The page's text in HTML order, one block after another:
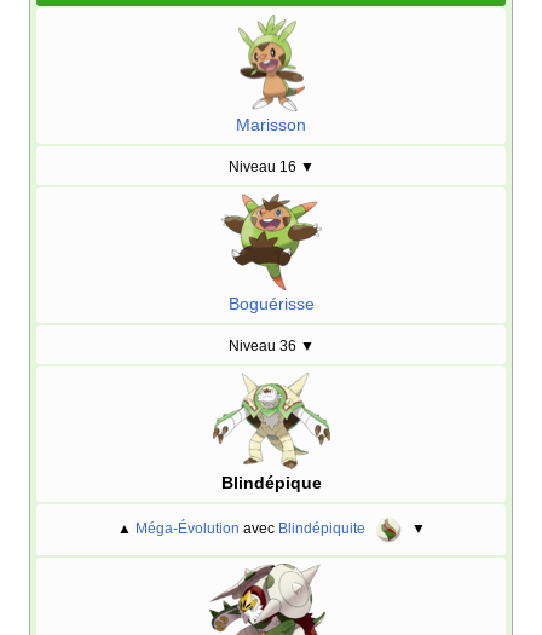
Marisson
Niveau 16 ▼
Boguérisse
Niveau 36 ▼
Blindépique
▲ Méga-Évolution avec Blindépiquite ▼